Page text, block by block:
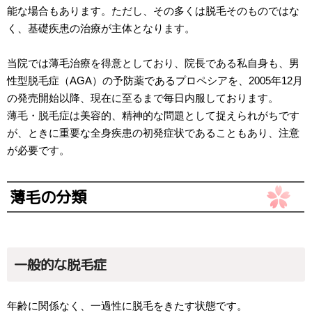
能な場合もあります。ただし、その多くは脱毛そのものではな
く、基礎疾患の治療が主体となります。
当院では薄毛治療を得意としており、院長である私自身も、男
性型脱毛症（AGA）の予防薬であるプロペシアを、2005年12月
の発売開始以降、現在に至るまで毎日内服しております。
薄毛・脱毛症は美容的、精神的な問題として捉えられがちです
が、ときに重要な全身疾患の初発症状であることもあり、注意
が必要です。
薄毛の分類
一般的な脱毛症
年齢に関係なく、一過性に脱毛をきたす状態です。